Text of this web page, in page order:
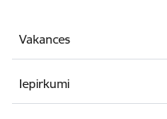
Vakances
Iepirkumi